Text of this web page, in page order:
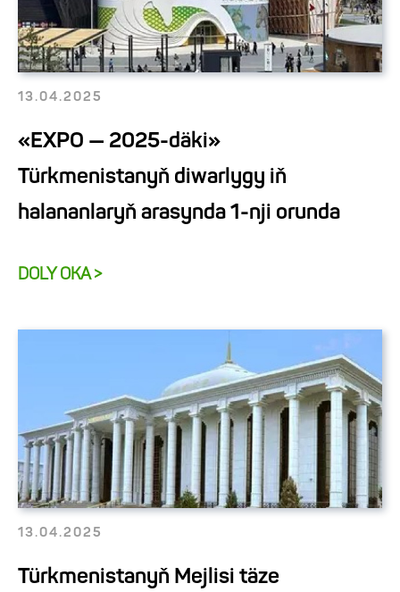
13.04.2025
«EXPO — 2025-däki»
Türkmenistanyň diwarlygy iň
halananlaryň arasynda 1-nji orunda
DOLY OKA >
13.04.2025
Türkmenistanyň Mejlisi täze